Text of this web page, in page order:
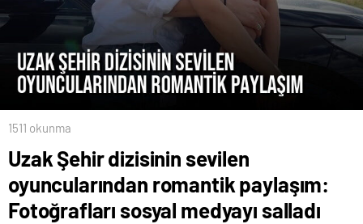
1511 okunma
Uzak Şehir dizisinin sevilen
oyuncularından romantik paylaşım:
Fotoğrafları sosyal medyayı salladı